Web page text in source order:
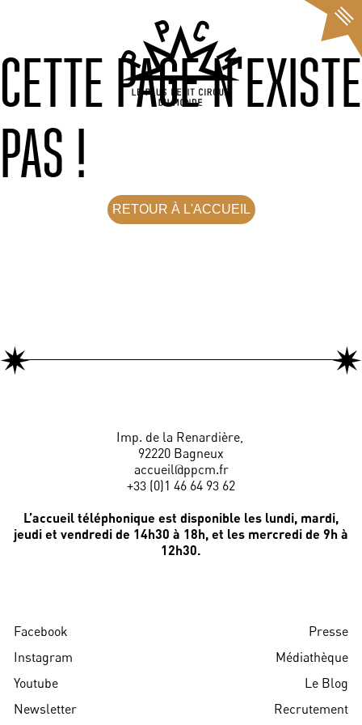
CETTE PAGE N'EXISTE
PAS !
RETOUR À L'ACCUEIL
Imp. de la Renardière,
92220 Bagneux
accueil@ppcm.fr
+33 (0)1 46 64 93 62
L’accueil téléphonique est disponible les lundi, mardi,
jeudi et vendredi de 14h30 à 18h, et les mercredi de 9h à
12h30.
Facebook
Instagram
Youtube
Newsletter
Presse
Médiathèque
Le Blog
Recrutement